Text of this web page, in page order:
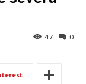
0
47